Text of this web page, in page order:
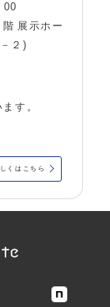
00
展示ホー
２)
す。
くはこちら